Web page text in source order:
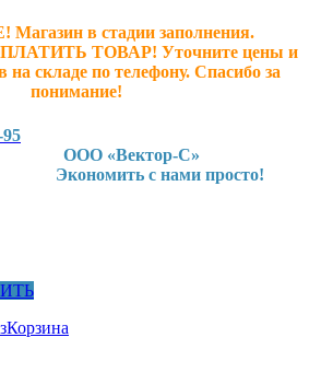
в стадии заполнения.
ТОВАР! Уточните цены и
на складе по телефону. Спасибо за
понимание!
95
ООО «Вектор-С»
с нами просто!
Корзина